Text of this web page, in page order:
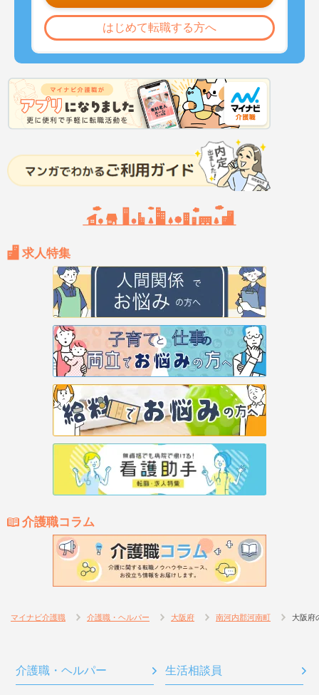
はじめて転職する方へ
求人特集
介護職コラム
マイナビ介護職 介護職・ヘルパー 大阪府 南河内郡河南町 大阪府
介護職・ヘルパー 生活相談員